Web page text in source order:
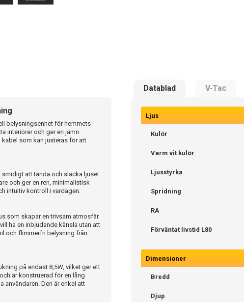
Datablad V-Tac
belysningsenhet för hemmets
interiörer och ger en jämn
kabel som kan justeras för att
att tända och släcka ljuset
och ger en ren, minimalistisk
intuitiv kontroll i vardagen.
som skapar en trivsam atmosfär.
ha en inbjudande känsla utan att
och flimmerfri belysning från
på endast 8,5W, vilket ger ett
är konstruerad för en lång
användaren. Den är enkel att
Ljus
Kulör
Varm vit kulör
Ljusstyrka
Spridning
RA
Förväntat livstid L80
Dimensioner
Bredd
Djup